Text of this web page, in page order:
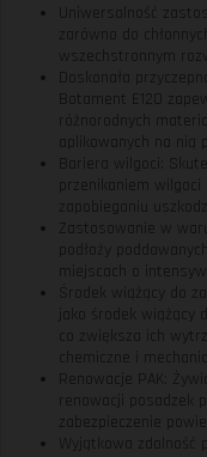
Uniwersalność
zarówno do
wszechstronnym
Doskonała
Botament E120
różnorodnych
aplikowanych na nią
Bariera wilgoci:
przenikaniem
zapobieganiu
Zastosowanie w
podłoży
miejscach o
Środek wiążący do
jako środek wiążący
co zwiększa ich
chemiczne i
Renowacje PAK:
renowacji posadzek
zabezpieczenie
Wyjątkowa zdolność